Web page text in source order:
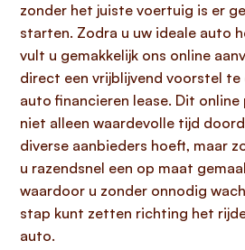
zonder het juiste voertuig is er
starten. Zodra u uw ideale auto
vult u gemakkelijk ons online
direct een vrijblijvend voorstel
auto financieren lease. Dit
niet alleen waardevolle tijd
diverse aanbieders hoeft, maar
u razendsnel een op maat
waardoor u zonder onnodig
stap kunt zetten richting het
auto.